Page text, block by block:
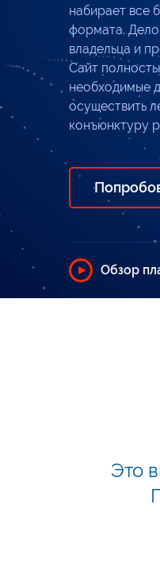
набирает все
формата. Дело
владельца и
Сайт
необходимые
осуществить
конъюнктуру
Обзор
Это